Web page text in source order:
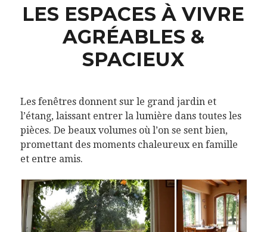
LES ESPACES À VIVRE
AGRÉABLES &
SPACIEUX
Les fenêtres donnent sur le grand jardin et
l’étang, laissant entrer la lumière dans toutes les
pièces. De beaux volumes où l’on se sent bien,
promettant des moments chaleureux en famille
et entre amis.